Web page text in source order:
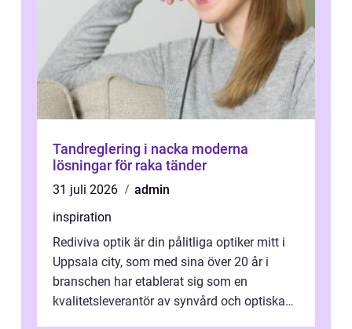
Tandreglering i nacka moderna
lösningar för raka tänder
31 juli 2026
admin
inspiration
Rediviva optik är din pålitliga optiker mitt i
Uppsala city, som med sina över 20 år i
branschen har etablerat sig som en
kvalitetsleverantör av synvård och optiska